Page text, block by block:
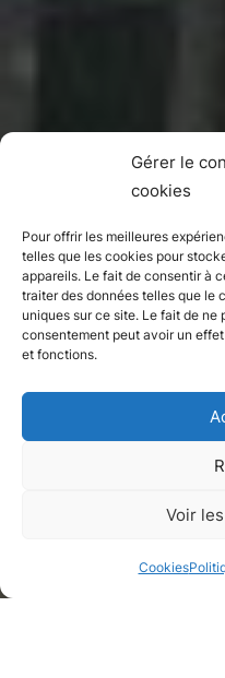
Gérer le
cookies
Pour offrir les meilleures
telles que les cookies pour
appareils. Le fait de consentir à
traiter des données telles que le
uniques sur ce site. Le fait de ne
consentement peut avoir un
et fonctions.
Voir
Cookies